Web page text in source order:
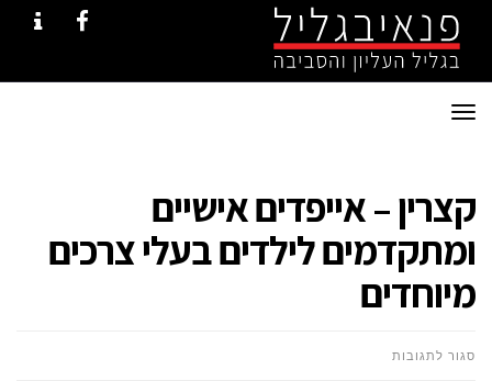
תפריט
קצרין – אייפדים אישיים
ומתקדמים לילדים בעלי צרכים
מיוחדים
סגור לתגובותעל